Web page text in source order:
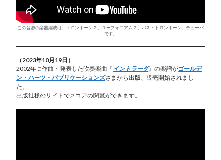
この音源の楽器編成は、トロンボーン２、ユーフォニアム２、バス・トロンボーン、テューバ
です。
（2023年10月19日）
2002年に作曲・発表した吹奏楽曲『イントラーダ』の楽譜がゴールデ
ン・ハーツ・パブリケーションズさまから出版、販売開始されまし
た。
出版社様のサイトでスコアの閲覧ができます。